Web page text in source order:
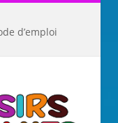
d’emploi